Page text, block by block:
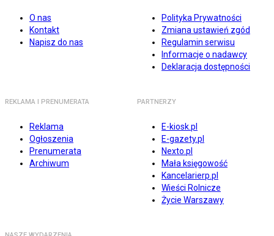
O nas
Kontakt
Napisz do nas
Polityka Prywatności
Zmiana ustawień zgód
Regulamin serwisu
Informacje o nadawcy
Deklaracja dostępności
REKLAMA I PRENUMERATA
Reklama
Ogłoszenia
Prenumerata
Archiwum
PARTNERZY
E-kiosk.pl
E-gazety.pl
Nexto.pl
Mała księgowość
Kancelarierp.pl
Wieści Rolnicze
Życie Warszawy